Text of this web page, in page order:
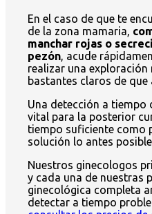
En el caso de que te
de la zona mamaria,
manchar rojas o
pezón, acude
realizar una
bastantes claros de
Una detección a tiempo
vital para la posterior
tiempo suficiente como
solución lo antes
Nuestros ginecologos
y cada una de nuestras
ginecológica completa
detectar a tiempo